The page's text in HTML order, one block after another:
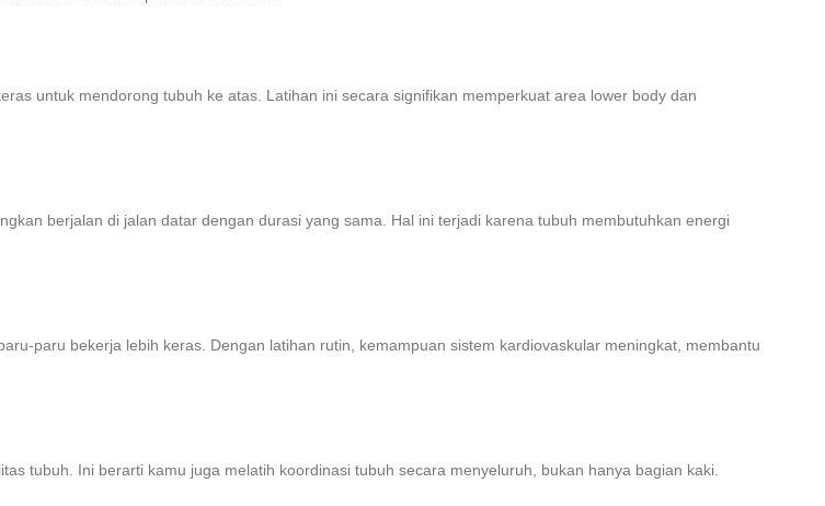
untuk mendorong tubuh ke atas. Latihan ini secara signifikan memperkuat area lower body dan
berjalan di jalan datar dengan durasi yang sama. Hal ini terjadi karena tubuh membutuhkan energi
paru bekerja lebih keras. Dengan latihan rutin, kemampuan sistem kardiovaskular meningkat, membantu
tubuh. Ini berarti kamu juga melatih koordinasi tubuh secara menyeluruh, bukan hanya bagian kaki.